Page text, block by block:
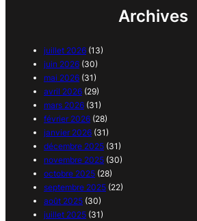
Archives
juillet 2026 (13)
juin 2026 (30)
mai 2026 (31)
avril 2026 (29)
mars 2026 (31)
février 2026 (28)
janvier 2026 (31)
décembre 2025 (31)
novembre 2025 (30)
octobre 2025 (28)
septembre 2025 (22)
août 2025 (30)
juillet 2025 (31)